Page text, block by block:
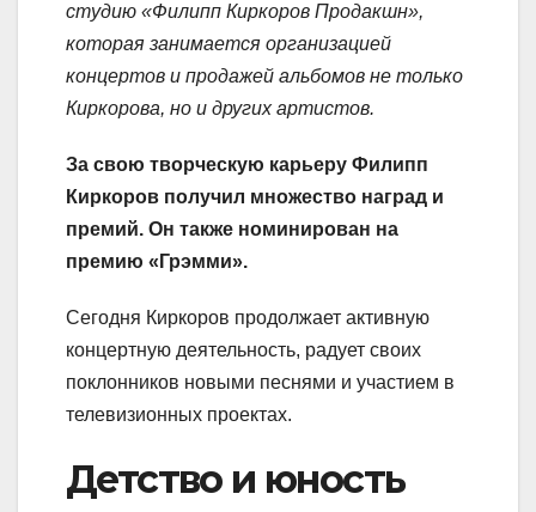
студию «Филипп Киркоров Продакшн»,
которая занимается организацией
концертов и продажей альбомов не только
Киркорова, но и других артистов.
За свою творческую карьеру Филипп
Киркоров получил множество наград и
премий. Он также номинирован на
премию «Грэмми».
Сегодня Киркоров продолжает активную
концертную деятельность, радует своих
поклонников новыми песнями и участием в
телевизионных проектах.
Детство и юность